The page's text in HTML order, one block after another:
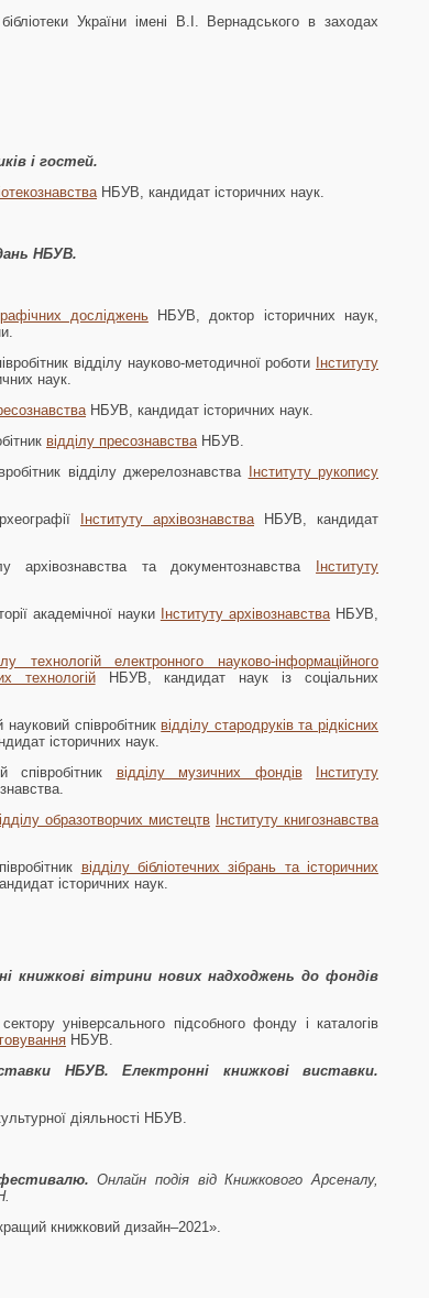
України імені В.І. Вернадського в заходах
і гостей.
НБУВ, кандидат історичних наук.
НБУВ.
дослідженьНБУВ, доктор історичних наук,
відділу науково-методичної роботи
Інституту
наук.
НБУВ, кандидат історичних наук.
відділу пресознавства НБУВ.
відділу джерелознавства
Інституту рукопису
Інституту архівознавства НБУВ, кандидат
архівознавства та документознавства
Інституту
академічної науки Інституту архівознавстваНБУВ,
технологій електронного науково-інформаційного
технологійНБУВ, кандидат наук із соціальних
науковий співробітник відділу стародруків та рідкісних
історичних наук.
відділу музичних фондів
Інституту
образотворчих мистецтв
Інституту книгознавства
відділу бібліотечних зібрань та історичних
історичних наук.
книжкові вітрини нових надходжень до фондів
універсального підсобного фонду і каталогів
НБУВ.
НБУВ.
Електронні книжкові виставки.
діяльності НБУВ.
Онлайн подія від Книжкового Арсеналу,
книжковий дизайн–2021».